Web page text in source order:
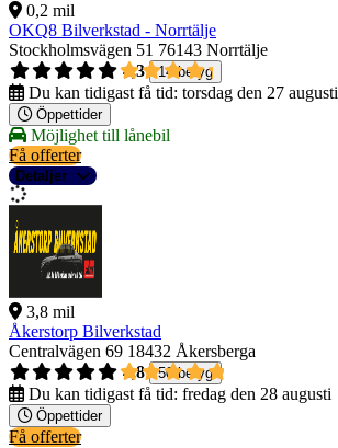
0,2 mil
OKQ8 Bilverkstad - Norrtälje
Stockholmsvägen 51 76143 Norrtälje
4,3
14 betyg
Du kan tidigast få tid: torsdag den 27 augusti
Öppettider
Möjlighet till lånebil
Få offerter
Detaljer
3,8 mil
Åkerstorp Bilverkstad
Centralvägen 69 18432 Åkersberga
4,8
50 betyg
Du kan tidigast få tid: fredag den 28 augusti
Öppettider
Få offerter